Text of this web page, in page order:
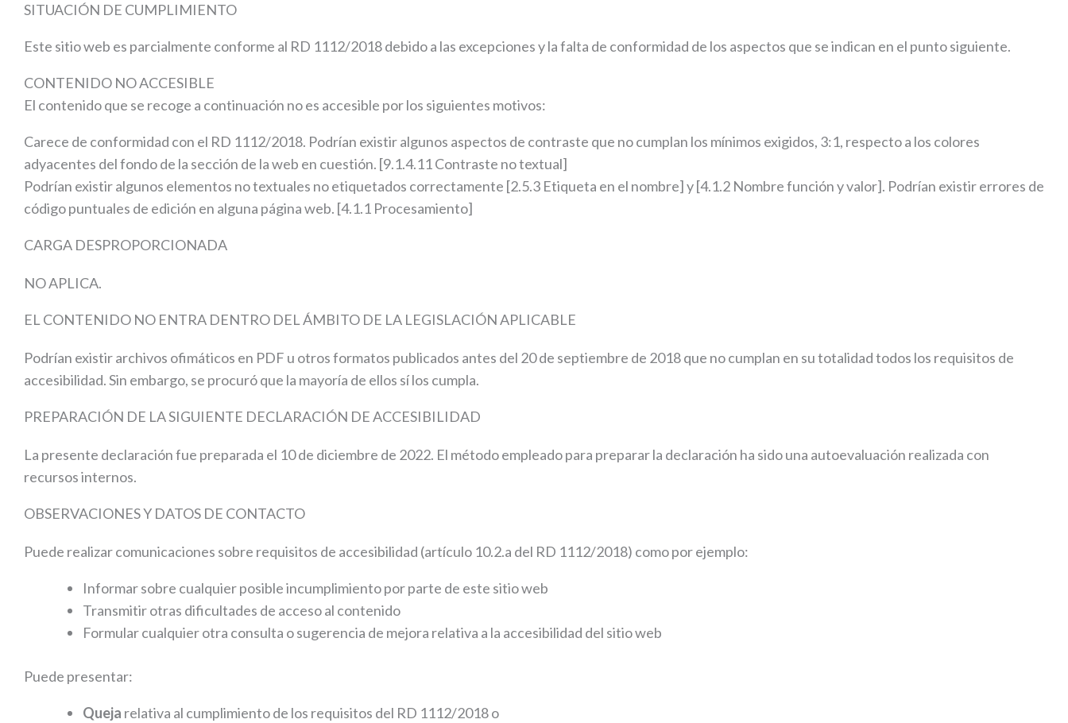
SITUACIÓN DE CUMPLIMIENTO
Este sitio web es parcialmente conforme al RD 1112/2018 debido a las excepciones y la falta de conformidad de los aspectos que se indican en el punto siguiente.
CONTENIDO NO ACCESIBLE
El contenido que se recoge a continuación no es accesible por los siguientes motivos:
Carece de conformidad con el RD 1112/2018. Podrían existir algunos aspectos de contraste que no cumplan los mínimos exigidos, 3:1, respecto a los colores
adyacentes del fondo de la sección de la web en cuestión. [9.1.4.11 Contraste no textual]
Podrían existir algunos elementos no textuales no etiquetados correctamente [2.5.3 Etiqueta en el nombre] y [4.1.2 Nombre función y valor]. Podrían existir errores de
código puntuales de edición en alguna página web. [4.1.1 Procesamiento]
CARGA DESPROPORCIONADA
NO APLICA.
EL CONTENIDO NO ENTRA DENTRO DEL ÁMBITO DE LA LEGISLACIÓN APLICABLE
Podrían existir archivos ofimáticos en PDF u otros formatos publicados antes del 20 de septiembre de 2018 que no cumplan en su totalidad todos los requisitos de
accesibilidad. Sin embargo, se procuró que la mayoría de ellos sí los cumpla.
PREPARACIÓN DE LA SIGUIENTE DECLARACIÓN DE ACCESIBILIDAD
La presente declaración fue preparada el 10 de diciembre de 2022. El método empleado para preparar la declaración ha sido una autoevaluación realizada con
recursos internos.
OBSERVACIONES Y DATOS DE CONTACTO
Puede realizar comunicaciones sobre requisitos de accesibilidad (artículo 10.2.a del RD 1112/2018) como por ejemplo:
Informar sobre cualquier posible incumplimiento por parte de este sitio web
Transmitir otras dificultades de acceso al contenido
Formular cualquier otra consulta o sugerencia de mejora relativa a la accesibilidad del sitio web
Puede presentar:
Queja relativa al cumplimiento de los requisitos del RD 1112/2018 o